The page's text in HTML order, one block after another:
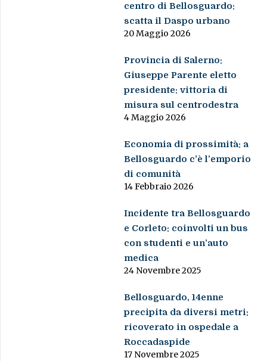
centro di Bellosguardo:
scatta il Daspo urbano
20 Maggio 2026
Provincia di Salerno:
Giuseppe Parente eletto
presidente: vittoria di
misura sul centrodestra
4 Maggio 2026
Economia di prossimità: a
Bellosguardo c’è l’emporio
di comunità
14 Febbraio 2026
Incidente tra Bellosguardo
e Corleto: coinvolti un bus
con studenti e un’auto
medica
24 Novembre 2025
Bellosguardo, 14enne
precipita da diversi metri:
ricoverato in ospedale a
Roccadaspide
17 Novembre 2025